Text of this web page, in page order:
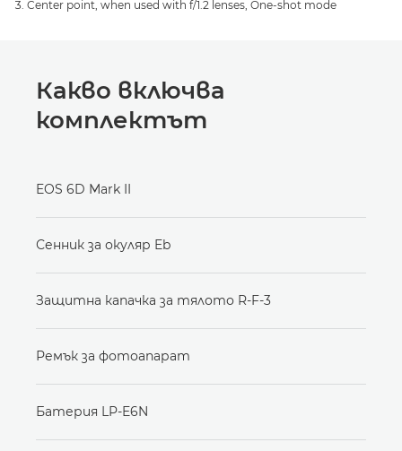
Center point, when used with f/1.2 lenses, One-shot mode
Какво включва
комплектът
EOS 6D Mark II
Сенник за окуляр Eb
Защитна капачка за тялото R-F-3
Ремък за фотоапарат
Батерия LP-E6N